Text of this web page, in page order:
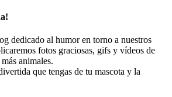
dedicado al humor en torno a nuestros
fotos graciosas, gifs y vídeos de
animales.
que tengas de tu mascota y la